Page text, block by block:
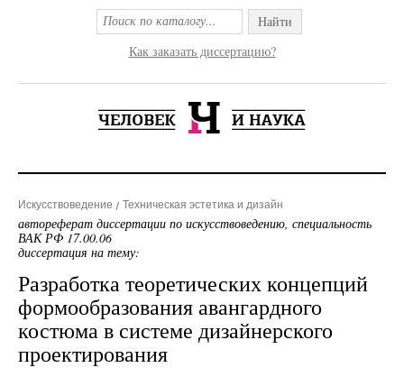
Найти
Как заказать диссертацию?
Искусствоведение Техническая эстетика и дизайн
автореферат диссертации по искусствоведению, специальность
ВАК РФ 17.00.06
диссертация на тему:
Разработка теоретических концепций
формообразования авангардного
костюма в системе дизайнерского
проектирования